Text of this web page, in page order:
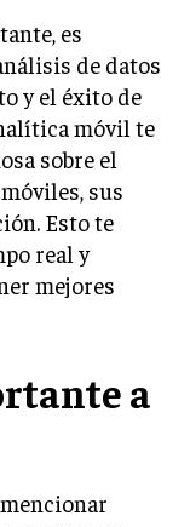
de negocios e
Desde hace
desde noticias
Creo firmemente en
manteniendo a la
los buscadores,
es
de datos
y el éxito de
móvil te
sobre el
sus
Esto te
real y
mejores
a